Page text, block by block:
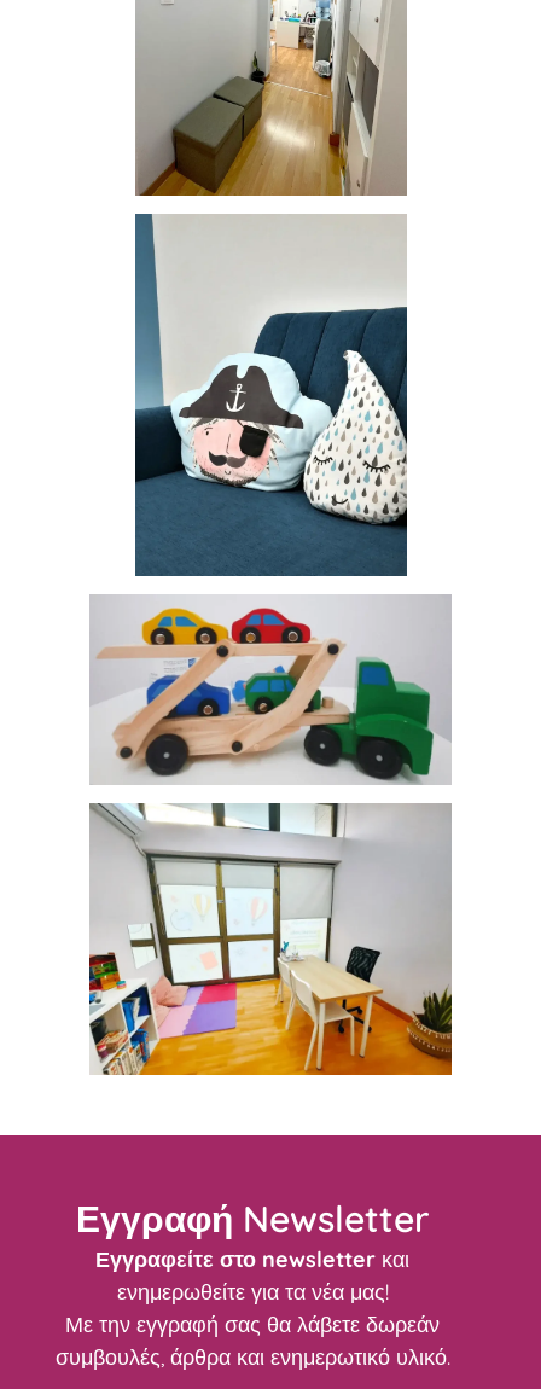
Εγγραφή Newsletter
Εγγραφείτε στο newsletter και
ενημερωθείτε για τα νέα μας!
Με την εγγραφή σας θα λάβετε δωρεάν
συμβουλές, άρθρα και ενημερωτικό υλικό.